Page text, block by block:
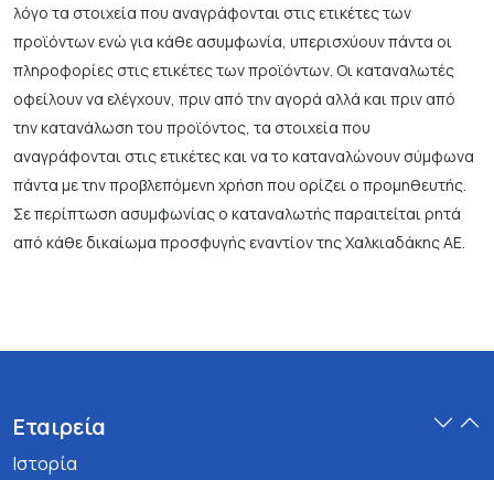
λόγο τα στοιχεία που αναγράφονται στις ετικέτες των
προϊόντων ενώ για κάθε ασυμφωνία, υπερισχύουν πάντα οι
πληροφορίες στις ετικέτες των προϊόντων. Οι καταναλωτές
οφείλουν να ελέγχουν, πριν από την αγορά αλλά και πριν από
την κατανάλωση του προϊόντος, τα στοιχεία που
αναγράφονται στις ετικέτες και να το καταναλώνουν σύμφωνα
πάντα με την προβλεπόμενη χρήση που ορίζει ο προμηθευτής.
Σε περίπτωση ασυμφωνίας ο καταναλωτής παραιτείται ρητά
από κάθε δικαίωμα προσφυγής εναντίον της Χαλκιαδάκης ΑΕ.
Εταιρεία
Ιστορία